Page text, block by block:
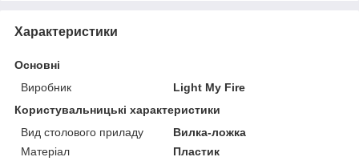
Характеристики
Основні
Виробник
Light My Fire
Користувальницькі характеристики
Вид столового приладу
Вилка-ложка
Матеріал
Пластик